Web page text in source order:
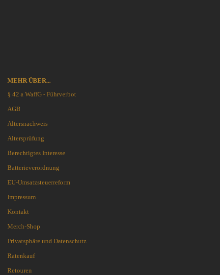
MEHR ÜBER...
§ 42 a WaffG - Führverbot
AGB
Altersnachweis
Altersprüfung
Berechtigtes Interesse
Batterieverordnung
EU-Umsatzsteuerreform
Impressum
Kontakt
Merch-Shop
Privatsphäre und Datenschutz
Ratenkauf
Retouren